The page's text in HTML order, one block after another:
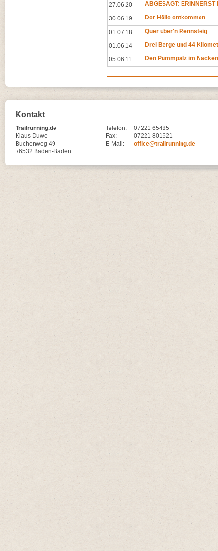
27.06.20 ABGESAGT: ERINNERST
30.06.19 Der Hölle entkommen
01.07.18 Quer über'n Rennsteig
01.06.14 Drei Berge und 44
05.06.11 Den Pummpälz im Nacken
Kontakt
Trailrunning.de
Klaus Duwe
Buchenweg 49
76532 Baden-Baden
Telefon:
07221 65485
Fax:
07221 801621
E-Mail:
office@trailrunning.de